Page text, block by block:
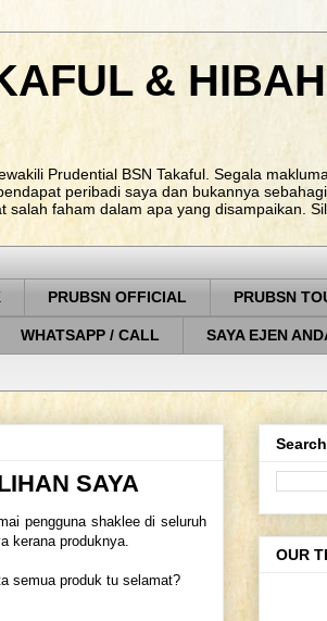
&
Prudential BSN Takaful. Segala
peribadi saya dan bukannya
faham dalam apa yang disampaikan.
PRUBSN OFFICIAL PRUBSN
WHATSAPP / CALL SAYA EJEN
SAYA
pengguna shaklee di seluruh
kerana produknya.
semua produk tu selamat?
OUR